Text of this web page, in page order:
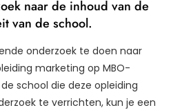
naar de inhoud van de
van de school.
onderzoek te doen naar
marketing op MBO-
school die deze opleiding
te verrichten, kun je een